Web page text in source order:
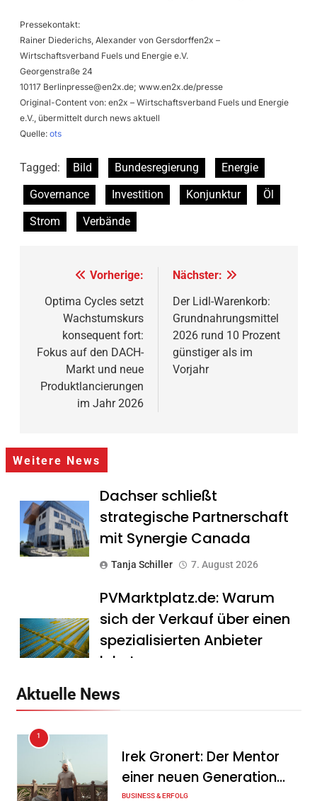
Pressekontakt:
Rainer Diederichs, Alexander von Gersdorffen2x –
Wirtschaftsverband Fuels und Energie e.V.
Georgenstraße 24
10117 Berlinpresse@en2x.de; www.en2x.de/presse
Original-Content von: en2x – Wirtschaftsverband Fuels und Energie
e.V., übermittelt durch news aktuell
Quelle: ots
Tagged: Bild Bundesregierung
Energie
Governance
Investition Konjunktur
Öl
Strom
Verbände
Beitragsnavigation
Vorherige:
Optima Cycles setzt
Wachstumskurs
konsequent fort:
Fokus auf den DACH-
Markt und neue
Produktlancierungen
im Jahr 2026
Nächster:
Der Lidl-Warenkorb:
Grundnahrungsmittel
2026 rund 10 Prozent
günstiger als im
Vorjahr
Weitere News
Dachser schließt
strategische Partnerschaft
mit Synergie Canada
Tanja Schiller 7. August 2026
PVMarktplatz.de: Warum
sich der Verkauf über einen
spezialisierten Anbieter
lohnt
Mitarbeitergespräch pro
Jahr nichts verändert – und
Aktuelle News
1
Irek Gronert: Der Mentor
einer neuen Generation
BUSINESS & ERFOLG